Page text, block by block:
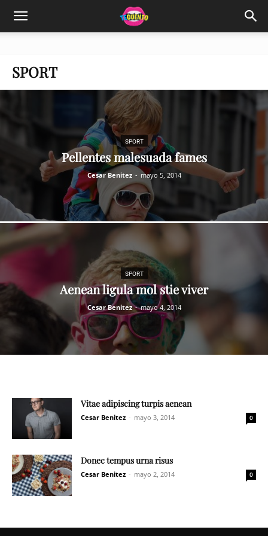
SPORT
SPORT
Pellentes malesuada fames
Cesar Benitez - mayo 5, 2014
SPORT
Aenean ligula mol stie viver
Cesar Benitez - mayo 4, 2014
Vitae adipiscing turpis aenean
Cesar Benitez - mayo 3, 2014 0
Donec tempus urna risus
Cesar Benitez - mayo 2, 2014 0